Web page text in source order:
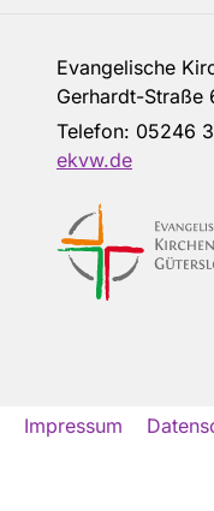
Evangelische
Gerhardt-Straße
Telefon: 05246
ekvw.de
Impressum